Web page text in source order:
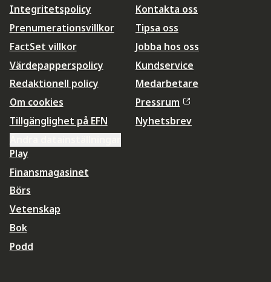
Integritetspolicy
Prenumerationsvillkor
FactSet villkor
Värdepapperspolicy
Redaktionell policy
Om cookies
Tillgänglighet på EFN
Kontakta oss
Tipsa oss
Jobba hos oss
Kundservice
Medarbetare
Pressrum
Nyhetsbrev
Play
Finansmagasinet
Börs
Vetenskap
Bok
Podd